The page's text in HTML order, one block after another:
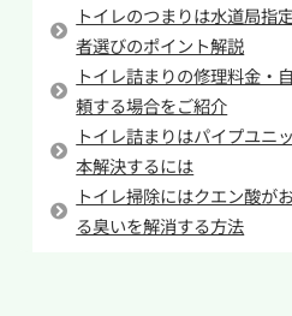
て流すなどの工夫をして
しょう。
三つ目は無理な節水をし
に異物を沈めて使用する
便にも関わらず小を使用
めて流すといった誤った
るのはもちろんですが衛
トイレのつまりは水道局指
者選びのポイント解説
トイレ詰まりの修理料金・
頼する場合をご紹介
トイレ詰まりはパイプユニ
本解決するには
トイレ掃除にはクエン酸が
る臭いを解消する方法